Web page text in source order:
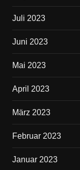
Juli 2023
Juni 2023
Mai 2023
April 2023
März 2023
Februar 2023
Januar 2023